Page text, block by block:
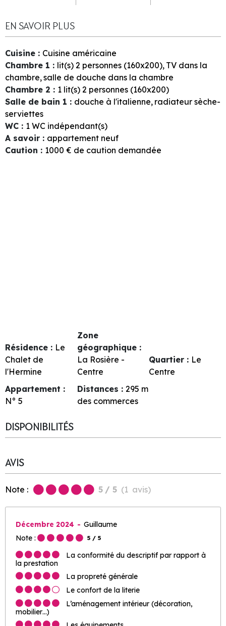
EN SAVOIR PLUS
Cuisine : Cuisine américaine
Chambre 1 : lit(s) 2 personnes (160x200) TV dans la
chambre salle de douche dans la chambre
Chambre 2 : 1 lit(s) 2 personnes (160x200)
Salle de bain 1 : douche à l'italienne radiateur sèche-
serviettes
WC : 1 WC indépendant(s)
A savoir : appartement neuf
Caution : 1000 € de caution demandée
Résidence : Le
Chalet de
l'Hermine
Zone
géographique :
La Rosière -
Centre
Quartier : Le
Centre
Appartement :
N° 5
Distances : 295 m
des commerces
DISPONIBILITÉS
AVIS
Note : 5 / 5 (1 avis)
Décembre 2024
Guillaume
Note :
5 / 5
La conformité du descriptif par rapport à
la prestation
La propreté générale
Le confort de la literie
L’aménagement intérieur (décoration,
mobilier…)